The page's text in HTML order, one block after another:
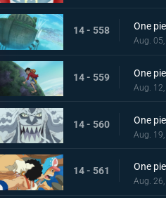
14 - 558
Aug.
14 - 559
Aug.
14 - 560
Aug.
14 - 561
Aug.